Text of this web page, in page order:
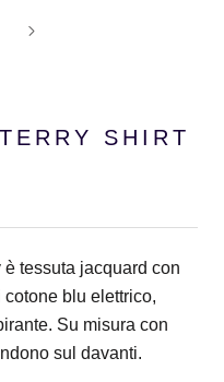
SHIRT
tessuta jacquard con
blu elettrico,
Su misura con
sul davanti.